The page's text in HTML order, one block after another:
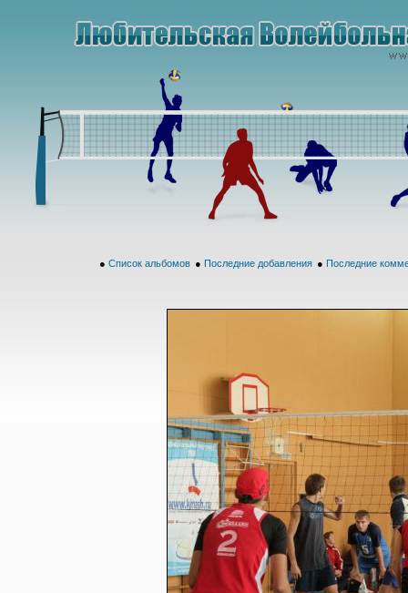
● Список альбомов ● Последние добавления ● Последние